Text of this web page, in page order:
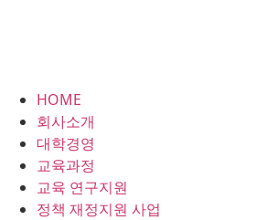
HOME
회사소개
대학경영
교육과정
교육 연구지원
정책 재정지원 사업